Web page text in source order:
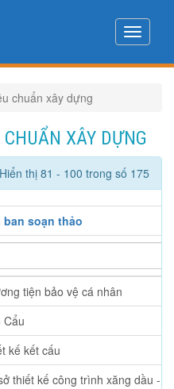
Toggle
chuẩn xây dựng
XÂY DỰNG
Hiển thị 81 - 100 trong số 175
ban soạn thảo
tiện bảo vệ cá nhân
Cẩu
kế kết cấu
thiết kế công trình xăng dầu -